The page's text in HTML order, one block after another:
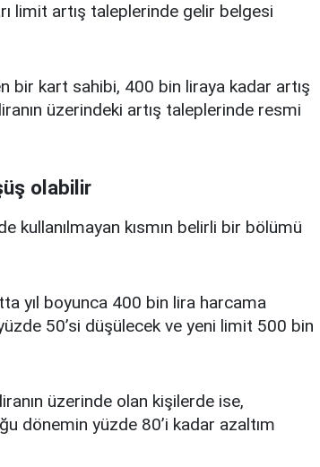
limit artış taleplerinde gelir belgesi
bir kart sahibi, 400 bin liraya kadar artış
üzerindeki artış taleplerinde resmi
olabilir
kullanılmayan kısmın belirli bir bölümü
yıl boyunca 400 bin lira harcama
50’si düşülecek ve yeni limit 500 bin
üzerinde olan kişilerde ise,
dönemin yüzde 80’i kadar azaltım